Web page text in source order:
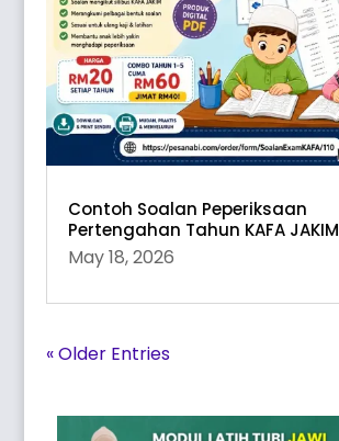
Contoh Soalan Peperiksaan
Pertengahan Tahun KAFA JAKIM
May 18, 2026
« Older Entries